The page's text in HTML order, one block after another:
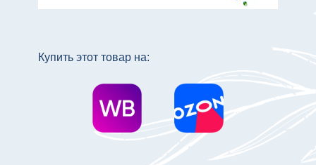
Купить этот товар на: